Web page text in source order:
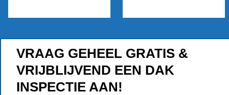
VRAAG GEHEEL GRATIS &
VRIJBLIJVEND EEN DAK
INSPECTIE AAN!